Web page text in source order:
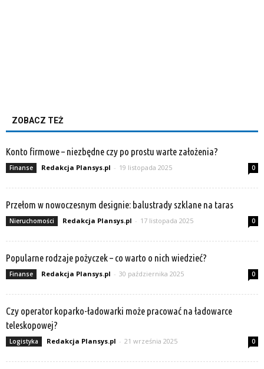
ZOBACZ TEŻ
Konto firmowe – niezbędne czy po prostu warte założenia?
Finanse Redakcja Plansys.pl - 19 listopada 2025 0
Przełom w nowoczesnym designie: balustrady szklane na taras
Nieruchomości Redakcja Plansys.pl - 17 listopada 2025 0
Popularne rodzaje pożyczek – co warto o nich wiedzieć?
Finanse Redakcja Plansys.pl - 30 października 2025 0
Czy operator koparko-ładowarki może pracować na ładowarce
teleskopowej?
Logistyka Redakcja Plansys.pl - 21 września 2025 0